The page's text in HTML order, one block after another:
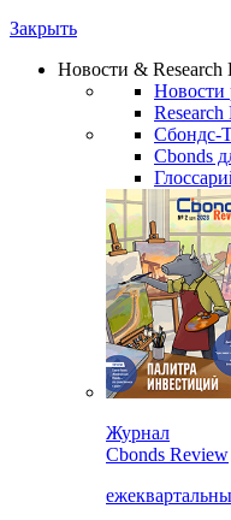
Закрыть
Новости & Research
Новости
Research
Сбондс-
Cbonds
Журнал
Cbonds Review